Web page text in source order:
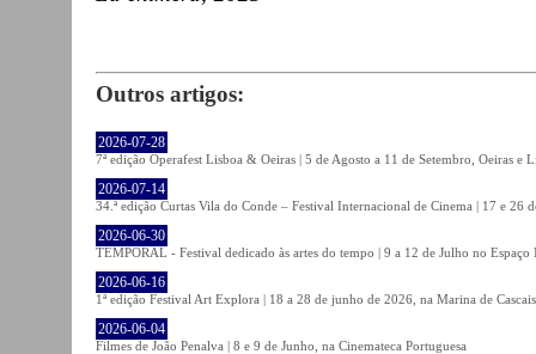
Outros artigos:
2026-07-28
7ª edição Operafest Lisboa & Oeiras | 5 de Agosto a 11 de Setembro, Oeiras e
2026-07-14
34.ª edição Curtas Vila do Conde – Festival Internacional de Cinema | 17 e 26
2026-06-30
TEMPORAL - Festival dedicado às artes do tempo | 9 a 12 de Julho no
2026-06-16
1ª edição Festival Art Explora | 18 a 28 de junho de 2026, na Marina de Cascais
2026-06-04
Filmes de João Penalva | 8 e 9 de Junho, na Cinemateca Portuguesa